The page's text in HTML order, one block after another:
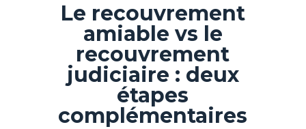
Le recouvrement
amiable vs le
recouvrement
judiciaire : deux
étapes
complémentaires